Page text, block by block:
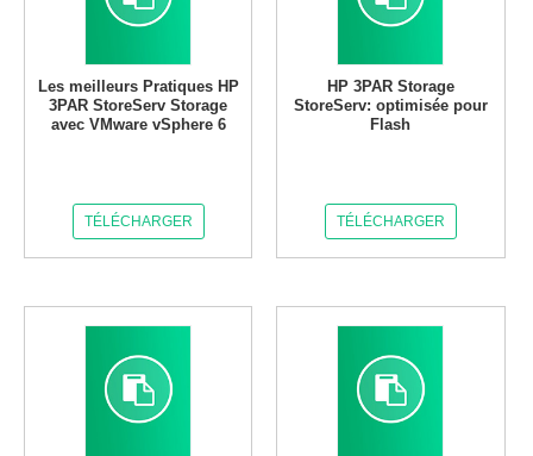
Les meilleurs Pratiques HP
3PAR StoreServ Storage
avec VMware vSphere 6
TÉLÉCHARGER
HP 3PAR Storage
StoreServ: optimisée pour
Flash
TÉLÉCHARGER